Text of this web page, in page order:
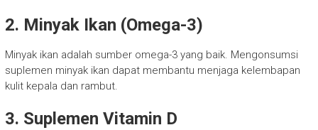
2. Minyak Ikan (Omega-3)
Minyak ikan adalah sumber omega-3 yang baik. Mengonsumsi
suplemen minyak ikan dapat membantu menjaga kelembapan
kulit kepala dan rambut.
3. Suplemen Vitamin D